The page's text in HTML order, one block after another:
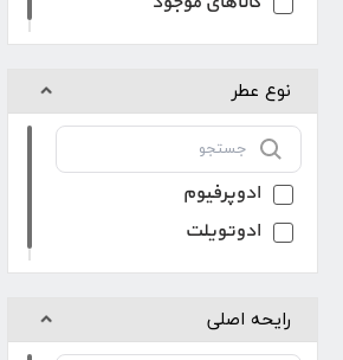
نوع عطر
ادوپرفیوم
ادوتویلت
رایحه اصلی